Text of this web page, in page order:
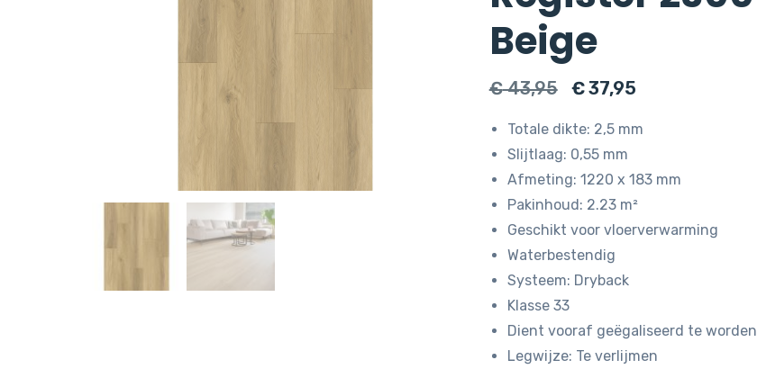
Beige
€43,95
Oorspronkelijke
was:
€ 43,95.
€37,95Huidige
€ 37,95.
Totale dikte: 2,5 mm
Slijtlaag: 0,55 mm
Afmeting: 1220 x 183 mm
Pakinhoud: 2.23 m²
Geschikt voor vloerverwarming
Waterbestendig
Systeem: Dryback
Klasse 33
Dient vooraf geëgaliseerd te worden
Legwijze: Te verlijmen